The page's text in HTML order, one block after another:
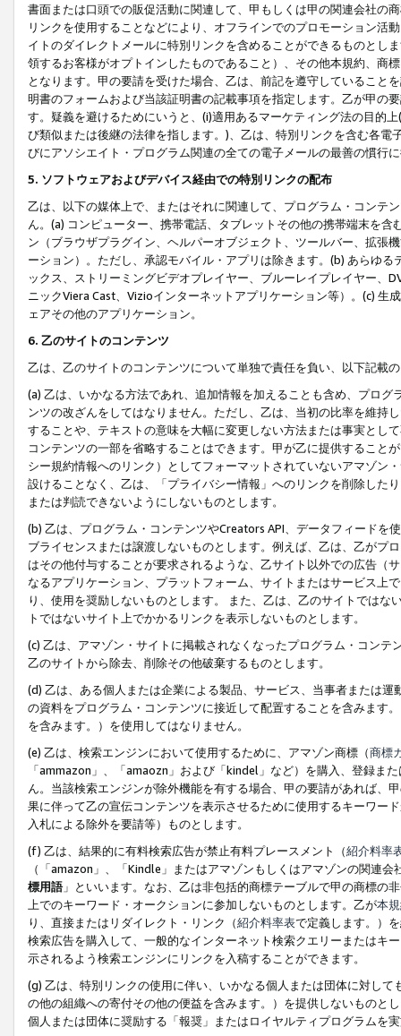
書面または口頭での販促活動に関連して、甲もしくは甲の関連会社の
リンクを使用することなどにより、オフラインでのプロモーション活
イトのダイレクトメールに特別リンクを含めることができるものとし
領するお客様がオプトインしたものであること）、その他本規約、商
となります。甲の要請を受けた場合、乙は、前記を遵守していること
明書のフォームおよび当該証明書の記載事項を指定します。乙が甲の
す。疑義を避けるためにいうと、(i)適用あるマーケティング法の目的
び類似または後継の法律を指します。)、乙は、特別リンクを含む各
びにアソシエイト・プログラム関連の全ての電子メールの最善の慣行
5. ソフトウェアおよびデバイス経由での特別リンクの配布
乙は、以下の媒体上で、またはそれに関連して、プログラム・コンテ
ん。(a) コンピューター、携帯電話、タブレットその他の携帯端末を
ン（ブラウザプラグイン、ヘルパーオブジェクト、ツールバー、拡張
ーション）。ただし、承認モバイル・アプリは除きます。(b) あらゆ
ックス、ストリーミングビデオプレイヤー、ブルーレイプレイヤー、
ニックViera Cast、Vizioインターネットアプリケーション等）。(c)
ェアその他のアプリケーション。
6. 乙のサイトのコンテンツ
乙は、乙のサイトのコンテンツについて単独で責任を負い、以下記載
(a) 乙は、いかなる方法であれ、追加情報を加えることも含め、プロ
ンツの改ざんをしてはなりません。ただし、乙は、当初の比率を維持
することや、テキストの意味を大幅に変更しない方法または事実とし
コンテンツの一部を省略することはできます。甲が乙に提供すること
シー規約情報へのリンク）としてフォーマットされていないアマゾン
設けることなく、乙は、「プライバシー情報」へのリンクを削除した
または判読できないようにしないものとします。
(b) 乙は、プログラム・コンテンツやCreators API、データフィード
ブライセンスまたは譲渡しないものとします。例えば、乙は、乙がプ
はその他付与することが要求されるような、乙サイト以外での広告（
なるアプリケーション、プラットフォーム、サイトまたはサービス上
り、使用を奨励しないものとします。 また、乙は、乙のサイトでは
トではないサイト上でかかるリンクを表示しないものとします。
(c) 乙は、アマゾン・サイトに掲載されなくなったプログラム・コン
乙のサイトから除去、削除その他破棄するものとします。
(d) 乙は、ある個人または企業による製品、サービス、当事者または
の資料をプログラム・コンテンツに接近して配置することを含みます
を含みます。）を使用してはなりません。
(e) 乙は、検索エンジンにおいて使用するために、アマゾン商標（商標
「ammazon」、「amaozn」および「kindel」など）を購入、登録ま
ん。当該検索エンジンが除外機能を有する場合、甲の要請があれば、
果に伴って乙の宣伝コンテンツを表示させるために使用するキーワー
入札による除外を要請等）ものとします。
(f) 乙は、結果的に有料検索広告が禁止有料プレースメント（紹介料率
（「amazon」、「Kindle」またはアマゾンもしくはアマゾンの関連
標用語」といいます。なお、乙は非包括的商標テーブルで甲の商標の
上でのキーワード・オークションに参加しないものとします。乙が本
り、直接またはリダイレクト・リンク（紹介料率表で定義します。）
検索広告を購入して、一般的なインターネット検索クエリーまたはキ
示されるよう検索エンジンにリンクを入稿することができます。
(g) 乙は、特別リンクの使用に伴い、いかなる個人または団体に対し
の他の組織への寄付その他の便益を含みます。）を提供しないものと
個人または団体に奨励する「報奨」またはロイヤルティプログラムを